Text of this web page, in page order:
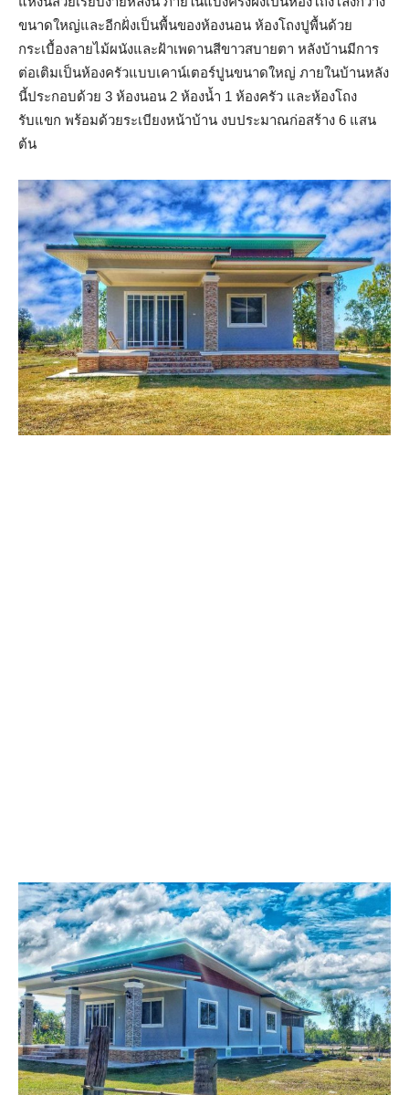
ขนาดใหญ่และอีกฝั่งเป็นพื้นของห้องนอน ห้องโถงปูพื้นด้วย
กระเบื้องลายไม้ผนังและฝ้าเพดานสีขาวสบายตา หลังบ้านมีการ
ต่อเติมเป็นห้องครัวแบบเคาน์เตอร์ปูนขนาดใหญ่ ภายในบ้านหลัง
นี้ประกอบด้วย 3 ห้องนอน 2 ห้องน้ำ 1 ห้องครัว และห้องโถง
รับแขก พร้อมด้วยระเบียงหน้าบ้าน งบประมาณก่อสร้าง 6 แสน
ต้น